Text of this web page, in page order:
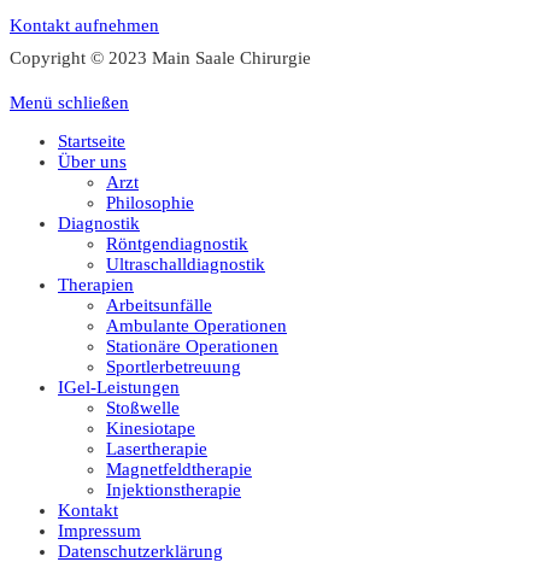
Kontakt aufnehmen
Copyright © 2023 Main Saale Chirurgie
Menü schließen
Startseite
Über uns
Arzt
Philosophie
Diagnostik
Röntgendiagnostik
Ultraschalldiagnostik
Therapien
Arbeitsunfälle
Ambulante Operationen
Stationäre Operationen
Sportlerbetreuung
IGel-Leistungen
Stoßwelle
Kinesiotape
Lasertherapie
Magnetfeldtherapie
Injektionstherapie
Kontakt
Impressum
Datenschutz­erklärung